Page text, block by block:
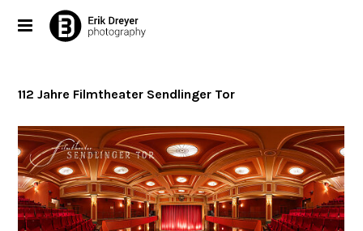
112 Jahre Filmtheater Sendlinger Tor